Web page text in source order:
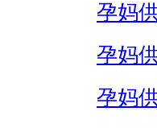
孕妈
孕妈
孕妈